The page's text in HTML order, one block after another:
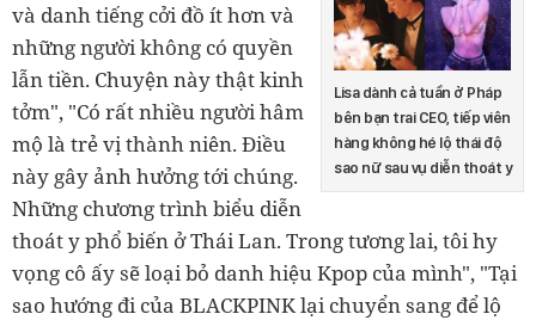
Lisa dành cả tuần ở Pháp
bên bạn trai CEO, tiếp viên
hàng không hé lộ thái độ
sao nữ sau vụ diễn thoát y
và danh tiếng cởi đồ ít hơn và
những người không có quyền
lẫn tiền. Chuyện này thật kinh
tởm", "Có rất nhiều người hâm
mộ là trẻ vị thành niên. Điều
này gây ảnh hưởng tới chúng.
Những chương trình biểu diễn
thoát y phổ biến ở Thái Lan. Trong tương lai, tôi hy
vọng cô ấy sẽ loại bỏ danh hiệu Kpop của mình", "Tại
sao hướng đi của BLACKPINK lại chuyển sang để lộ